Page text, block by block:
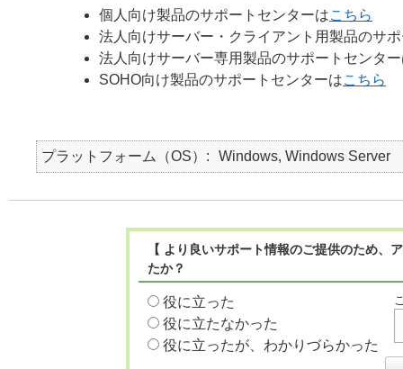
個人向け製品のサポートセンターはこちら
法人向けサーバー・クライアント用製品のサ
法人向けサーバー専用製品のサポートセンタ
SOHO向け製品のサポートセンターはこちら
プラットフォーム（OS） Windows, Windows Server
【 より良いサポート情報のご提供のため
たか？
役に立った
役に立たなかった
役に立ったが、わかりづらかった